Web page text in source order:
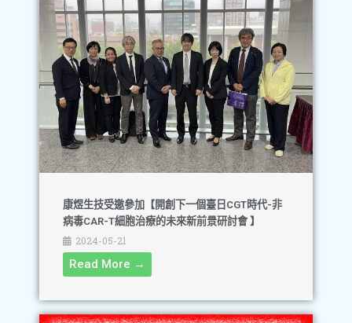
康煜生技受邀參加【開創下一個臺日CGT時代-非
病毒CAR-T細胞治療的未來新前景研討會 】
2024-05-21
Read More →